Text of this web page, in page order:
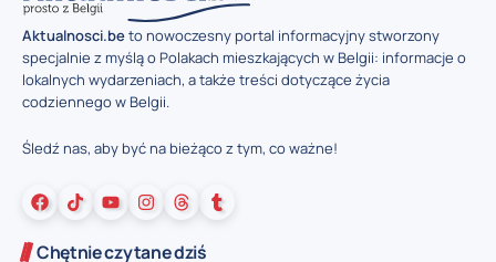
Aktualnosci.beto nowoczesny portal informacyjny stworzony
specjalnie z myślą o Polakach mieszkających w Belgii: informacje o
lokalnych wydarzeniach, a także treści dotyczące życia
codziennego w Belgii.
Śledź nas, aby być na bieżąco z tym, co ważne!
Chętnie czytane dziś